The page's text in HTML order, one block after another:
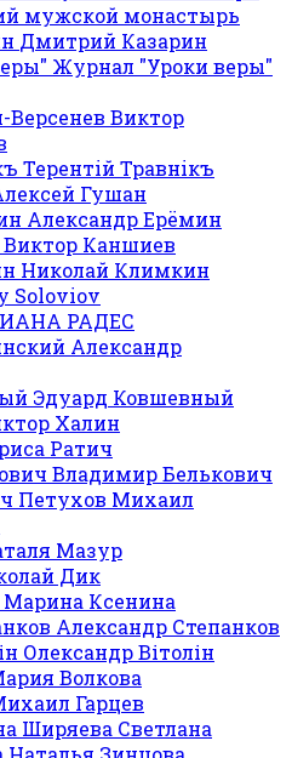
мужской монастырь
Дмитрий Казарин
Журнал "Уроки веры"
Виктор
Терентiй Травнiкъ
Гушан
Александр Ерёмин
Виктор Каншиев
Николай Климкин
Soloviov
РАДЕС
Александр
Эдуард Ковшевный
Халин
Ратич
Владимир Белькович
Михаил
Мазур
Дик
Марина Ксенина
Александр Степанков
Олександр Вітолін
Волкова
Гарцев
Ширяева Светлана